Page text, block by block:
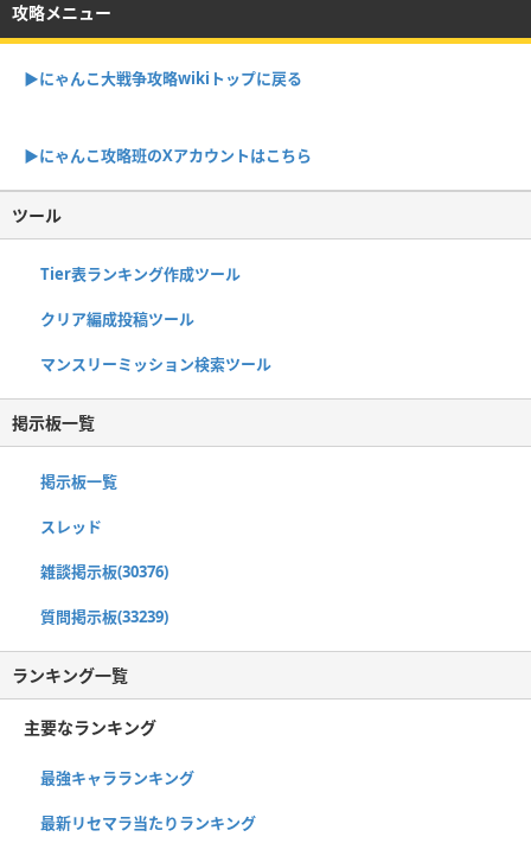
攻略メニュー
▶︎にゃんこ大戦争攻略wikiトップに戻る
▶︎にゃんこ攻略班のXアカウントはこちら
ツール
Tier表ランキング作成ツール
クリア編成投稿ツール
マンスリーミッション検索ツール
掲示板一覧
掲示板一覧
スレッド
雑談掲示板(30376)
質問掲示板(33239)
ランキング一覧
主要なランキング
最強キャラランキング
最新リセマラ当たりランキング